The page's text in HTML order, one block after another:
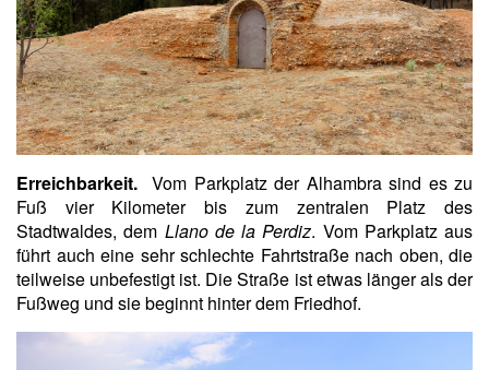
Erreichbarkeit. Vom Parkplatz der Alhambra sind es zu
Fuß vier Kilometer bis zum zentralen Platz des
Stadtwaldes, dem Llano de la Perdiz. Vom Parkplatz aus
führt auch eine sehr schlechte Fahrtstraße nach oben, die
teilweise unbefestigt ist. Die Straße ist etwas länger als der
Fußweg und sie beginnt hinter dem Friedhof.